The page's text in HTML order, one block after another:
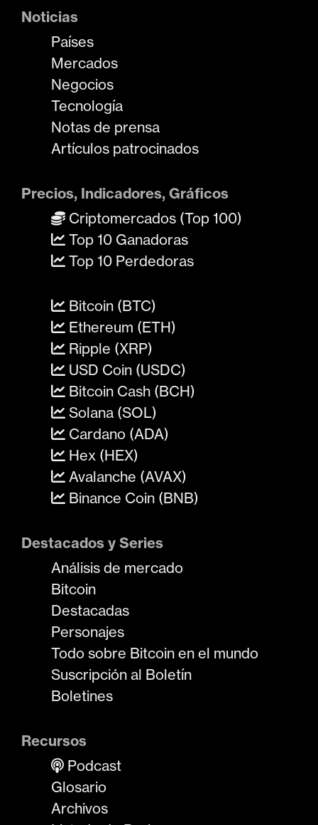
Noticias
Países
Mercados
Negocios
Tecnología
Notas de prensa
Artículos patrocinados
Precios, Indicadores, Gráficos
Criptomercados (Top 100)
Top 10 Ganadoras
Top 10 Perdedoras
Bitcoin (BTC)
Ethereum (ETH)
Ripple (XRP)
USD Coin (USDC)
Bitcoin Cash (BCH)
Solana (SOL)
Cardano (ADA)
Hex (HEX)
Avalanche (AVAX)
Binance Coin (BNB)
Destacados y Series
Análisis de mercado
Bitcoin
Destacadas
Personajes
Todo sobre Bitcoin en el mundo
Suscripción al Boletín
Boletines
Recursos
Podcast
Glosario
Archivos